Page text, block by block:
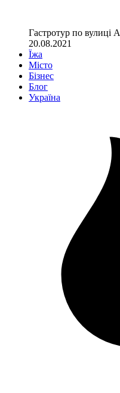
Гастротур по вулиці
20.08.2021
Їжа
Місто
Бізнес
Блог
Україна